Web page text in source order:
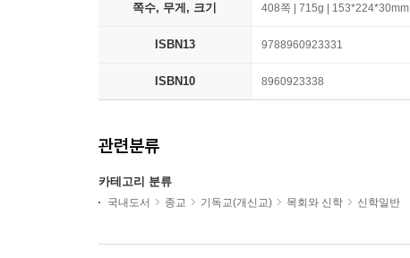
쪽수, 무게, 크기 408쪽 | 715g | 153*224*30mm
ISBN13 9788960923331
ISBN10 8960923338
관련분류
카테고리 분류
국내도서 종교 기독교(개신교) 목회와 신학 신학일반